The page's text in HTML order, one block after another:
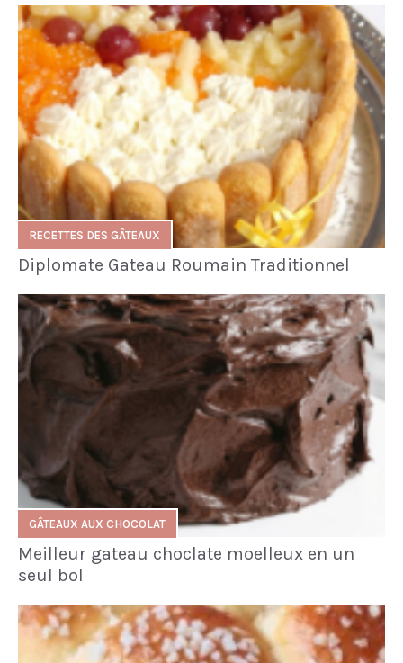
RECETTES DES GÂTEAUX
Diplomate Gateau Roumain Traditionnel
GÂTEAUX AUX CHOCOLAT
Meilleur gateau choclate moelleux en un
seul bol